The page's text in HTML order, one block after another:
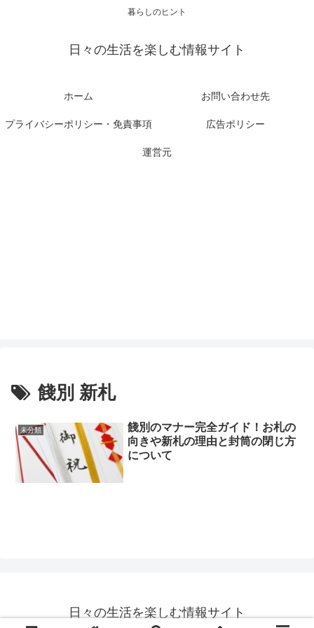
暮らしのヒント
日々の生活を楽しむ情報サイト
ホーム お問い合わせ先
プライバシーポリシー・免責事項 広告ポリシー
運営元
餞別 新札
未分類
餞別のマナー完全ガイド！お札の
向きや新札の理由と封筒の閉じ方
について
日々の生活を楽しむ情報サイト